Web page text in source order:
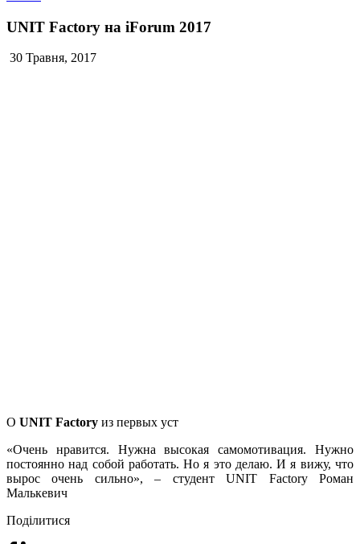
UNIT Factory на iForum 2017
30 Травня, 2017
О UNIT Factory из первых уст
«Очень нравится. Нужна высокая самомотивация. Нужно
постоянно над собой работать. Но я это делаю. И я вижу, что
вырос очень сильно», – студент UNIT Factory Роман
Малькевич
Поділитися